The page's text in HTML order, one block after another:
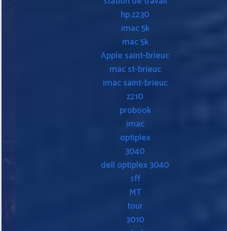
hp z230
imac 5k
mac 5k
Apple saint-brieuc
mac st-brieuc
imac saint-brieuc
z210
probook
imac
optiplex
3040
dell optiplex 3040
sff
MT
tour
3010